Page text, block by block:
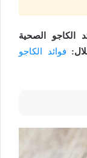
الكاجو الصحية
فوائد الكاجو